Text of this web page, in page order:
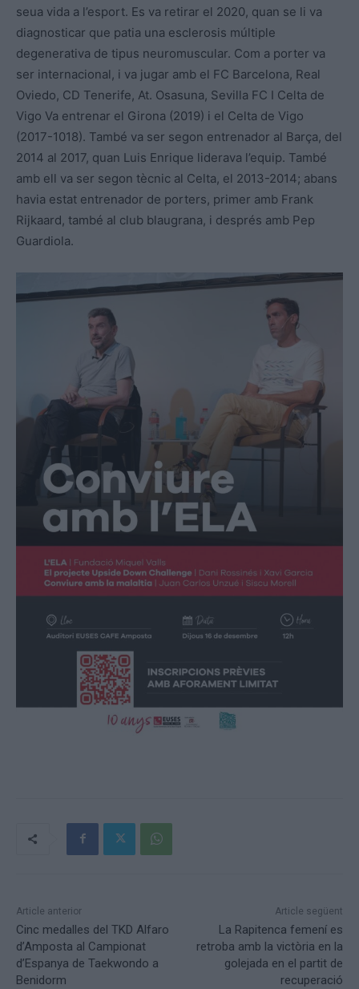
seua vida a l’esport. Es va retirar el 2020, quan se li va
diagnosticar que patia una esclerosis múltiple
degenerativa de tipus neuromuscular. Com a porter va
ser internacional, i va jugar amb el FC Barcelona, Real
Oviedo, CD Tenerife, At. Osasuna, Sevilla FC I Celta de
Vigo Va entrenar el Girona (2019) i el Celta de Vigo
(2017-1018). També va ser segon entrenador al Barça, del
2014 al 2017, quan Luis Enrique liderava l’equip. També
amb ell va ser segon tècnic al Celta, el 2013-2014; abans
havia estat entrenador de porters, primer amb Frank
Rijkaard, també al club blaugrana, i després amb Pep
Guardiola.
Article anterior
Cinc medalles del TKD Alfaro
d’Amposta al Campionat
d’Espanya de Taekwondo a
Benidorm
Article següent
La Rapitenca femení es
retroba amb la victòria en la
golejada en el partit de
recuperació